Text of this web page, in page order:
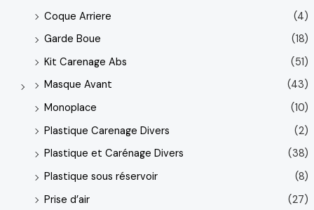
Coque Arriere
(4)
Garde Boue
(18)
Kit Carenage Abs
(51)
Masque Avant
(43)
Monoplace
(10)
Plastique Carenage Divers
(2)
Plastique et Carénage Divers
(38)
Plastique sous réservoir
(8)
Prise d’air
(27)